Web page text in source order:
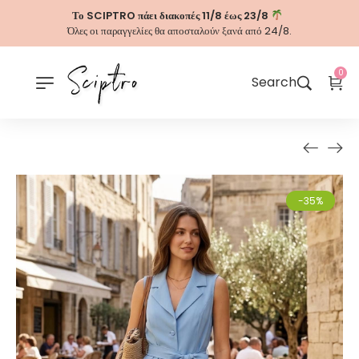
Το SCIPTRO πάει διακοπές 11/8 έως 23/8
Όλες οι παραγγελίες θα αποσταλούν ξανά από 24/8.
Search
0
-35%